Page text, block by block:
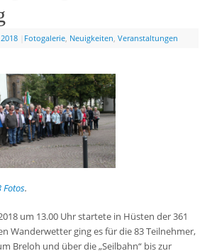
Fotogalerie, Neuigkeiten, Veranstaltungen
Fotos.
um 13.00 Uhr startete in Hüsten der 361
Wanderwetter ging es für die 83 Teilnehmer,
Breloh und über die „Seilbahn“ bis zur